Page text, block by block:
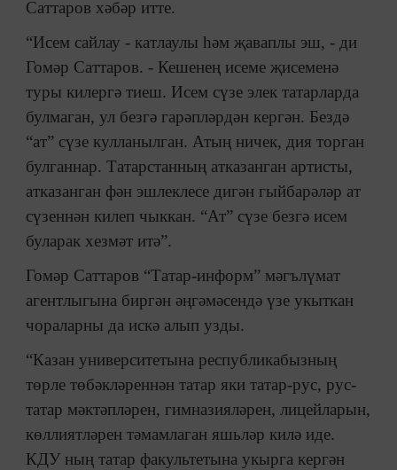
Саттаров хәбәр итте.
“Исем сайлау - катлаулы һәм җаваплы эш, - ди
Гомәр Саттаров. - Кешенең исеме җисеменә
туры килергә тиеш. Исем сүзе элек татарларда
булмаган, ул безгә гарәпләрдән кергән. Бездә
“ат” сүзе кулланылган. Атың ничек, дия торган
булганнар. Татарстанның атказанган артисты,
атказанган фән эшлеклесе дигән гыйбарәләр ат
сүзеннән килеп чыккан. “Ат” сүзе безгә исем
буларак хезмәт итә”.
Гомәр Саттаров “Татар-информ” мәгълүмат
агентлыгына биргән әңгәмәсендә үзе укыткан
чораларны да искә алып узды.
“Казан университетына республикабызның
төрле төбәкләреннән татар яки татар-рус, рус-
татар мәктәпләрен, гимназияләрен, лицейларын,
көллиятләрен тәмамлаган яшьләр килә иде.
КДУ ның татар факультетына укырга кергән